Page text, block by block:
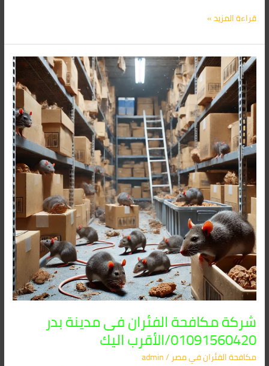
قراءة المزيد »
شركة مكافحة الفئران فى مدينة بدر
01091560420/الأقرب اليك
مكافحة الفئران​ في مصر/
admin
شركة
مكافحة
الفئران
فى
مدينة
بدر
01091560420/
الأقرب
اليك